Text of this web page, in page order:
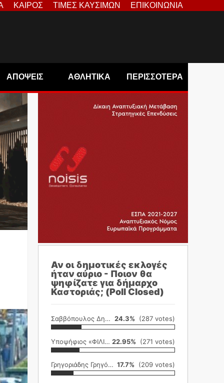
ΚΑΙΡΟΣ ΤΙΜΕΣ ΚΑΥΣΙΜΩΝ ΕΠΙΚΟΙΝΩΝΙΑ
ΑΠΟΨΕΙΣ ΑΘΛΗΤΙΚΑ ΠΕΡΙΣΣΟΤΕΡΑ
Αν οι δημοτικές εκλογές
ήταν αύριο - Ποιον θα
ψηφίζατε για δήμαρχο
Καστοριάς; (Poll Closed)
Σαββόπουλος Δημήτρης 24.3% (287 votes)
Υποψήφιος «ΦΙΛΙΚΗ ΕΤΑΙΡΕΙΑ» 22.95% (271 votes)
Γρηγοριάδης Γρηγόρης 17.7% (209 votes)